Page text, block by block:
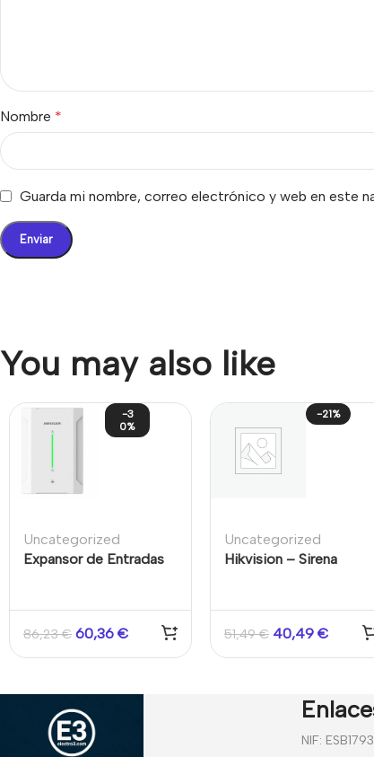
Nombre *
Guarda mi nombre, correo electrónico y web en este
You may also like
-3
0%
Uncategorized
Expansor de Entradas
86,23€ 60,36 €
-21%
Uncategorized
Hikvision – Sirena
51,49€ 40,49 €
NIF: